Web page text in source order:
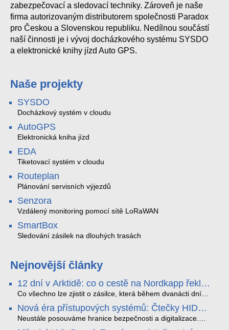
zabezpečovací a sledovací techniky. Zároveň je naše
firma autorizovaným distributorem společnosti Paradox
pro Českou a Slovenskou republiku. Nedílnou součástí
naší činnosti je i vývoj docházkového systému SYSDO
a elektronické knihy jízd Auto GPS.
Naše projekty
SYSDO
Docházkový systém v cloudu
AutoGPS
Elektronická kniha jízd
EDA
Tiketovací systém v cloudu
Routeplan
Plánování servisních výjezdů
Senzora
Vzdálený monitoring pomocí sítě LoRaWAN
SmartBox
Sledování zásilek na dlouhých trasách
Nejnovější články
12 dní v Arktidě: co o cestě na Nordkapp řekla
data ze SMARTBOX 2 MAX
Co všechno lze zjistit o zásilce, která během dvanácti dní
projede Arktidou? SMARTBOX 2 MAX jsme vzali na trasu z
Tromsø přes Lofoty, Kirunu a finské Laponsko až na
Nordkapp. Bez jediného dobití, v mrazu až −13 °C a mimo
Nová éra přístupových systémů: Čtečky HID
Signo
Neustále posouváme hranice bezpečnosti a digitalizace.